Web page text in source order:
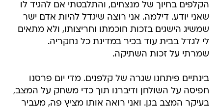
הקלפים בחיוך של מנצחים, והתלבטתי אם להגיד לו
שאני יודע. דילמה. אני רוצה שיגדל להיות אדם ישר
שמשיג הישגים בזכות חוכמתו וחריצותו, ולא מתאים
לי לגדל בבית עוד בכיר במדינת כל נחקריה.
שמרתי על זכות השתיקה.
בינתיים פיתחנו שגרה של קלפנים. מדי יום פרסנו
חפיסה על השולחן ודיברנו תוך כדי משחק על המצב,
בעיקר המצב בגן. ואני רואה אותו מציץ פה, מעביר